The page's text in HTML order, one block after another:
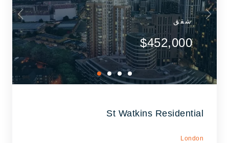
شقق
$452,000
St Watkins Residential
London